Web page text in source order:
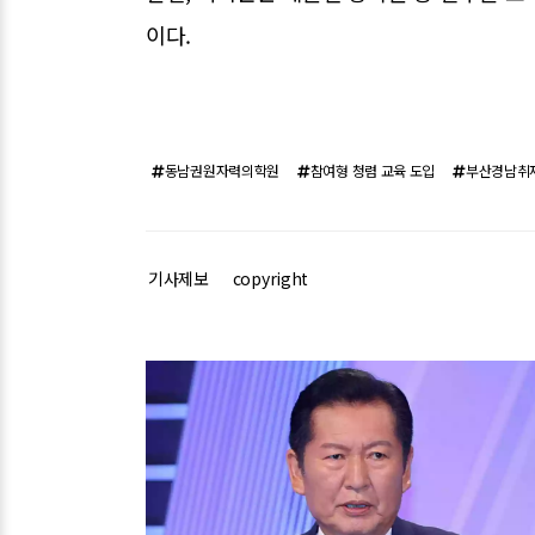
이다.
동남권원자력의학원 참여형 청렴 교육 도입 부산경남취
기사제보 copyright
관련기사